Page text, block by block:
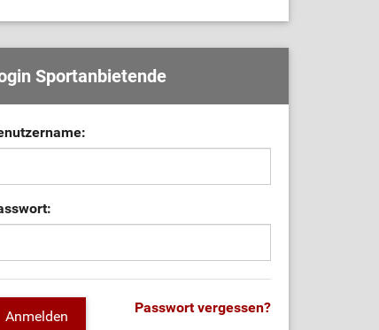
Sportanbietende
Passwort vergessen?